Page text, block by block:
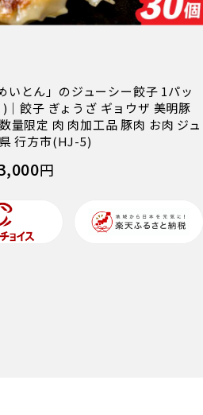
いとん」のジューシー餃子 1パッ
｜餃子 ぎょうざ ギョウザ 美明豚
量限定 肉 肉加工品 豚肉 お肉 ジュ
行方市(HJ-5)
円